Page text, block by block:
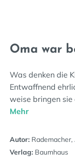
Oma war
Was denken die
Entwaffnend
weise bringen sie
Mehr
Autor: Rademacher,
Verlag: Baumhaus